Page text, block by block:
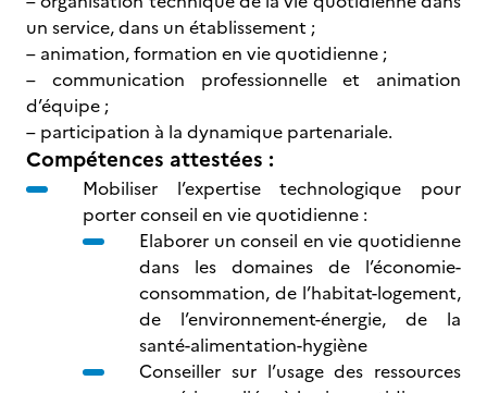
un service, dans un établissement ;
– animation, formation en vie quotidienne ;
– communication professionnelle et animation
d’équipe ;
– participation à la dynamique partenariale.
Compétences attestées :
Mobiliser l’expertise technologique pour
porter conseil en vie quotidienne :
Elaborer un conseil en vie quotidienne
dans les domaines de l’économie-
consommation, de l’habitat-logement,
de l’environnement-énergie, de la
santé-alimentation-hygiène
Conseiller sur l’usage des ressources